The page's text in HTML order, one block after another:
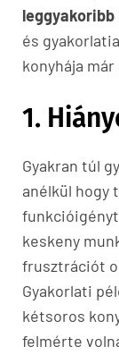
és
konyhája
1.
Gyakran túl
anélkül hogy
keskeny
frusztrációt
Gyakorlati
kétsoros
felmérte